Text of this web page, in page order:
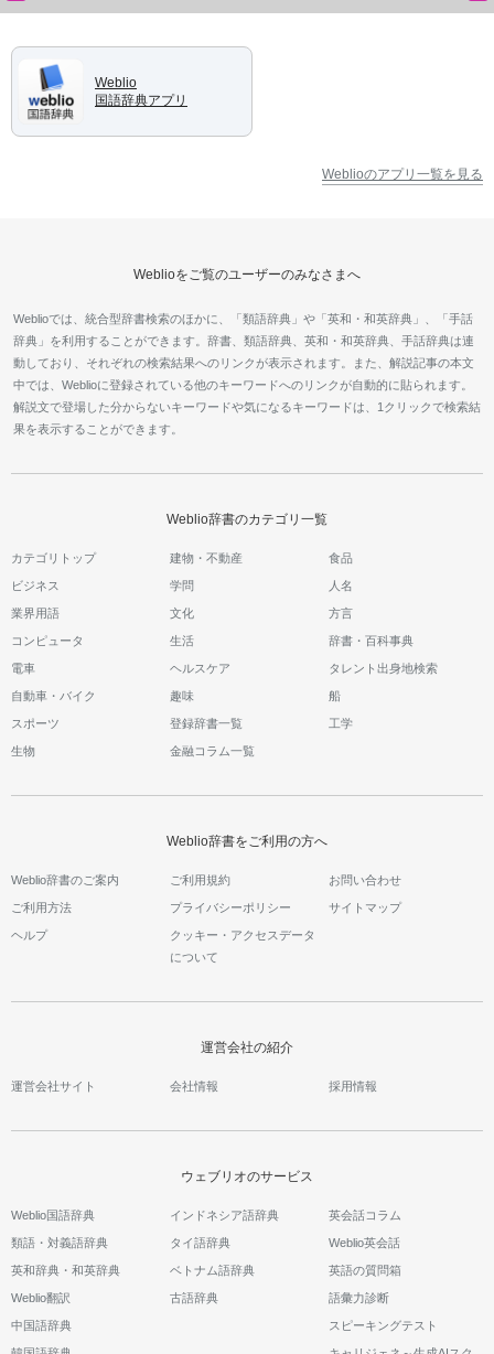
Weblio
国語辞典アプリ
Weblioのアプリ一覧を見る
Weblioをご覧のユーザーのみなさまへ
Weblioでは、統合型辞書検索のほかに、「類語辞典」や「英和・和英辞典」、「手話
辞典」を利用することができます。辞書、類語辞典、英和・和英辞典、手話辞典は連
動しており、それぞれの検索結果へのリンクが表示されます。また、解説記事の本文
中では、Weblioに登録されている他のキーワードへのリンクが自動的に貼られます。
解説文で登場した分からないキーワードや気になるキーワードは、1クリックで検索結
果を表示することができます。
Weblio辞書のカテゴリ一覧
カテゴリトップ 建物・不動産 食品
ビジネス 学問 人名
業界用語 文化 方言
コンピュータ 生活 辞書・百科事典
電車 ヘルスケア タレント出身地検索
自動車・バイク 趣味 船
スポーツ 登録辞書一覧 工学
生物 金融コラム一覧
Weblio辞書をご利用の方へ
Weblio辞書のご案内 ご利用規約 お問い合わせ
ご利用方法 プライバシーポリシー サイトマップ
ヘルプ
クッキー・アクセスデータ
について
運営会社の紹介
運営会社サイト 会社情報 採用情報
ウェブリオのサービス
Weblio国語辞典
類語・対義語辞典
英和辞典・和英辞典
Weblio翻訳
中国語辞典
インドネシア語辞典
タイ語辞典
ベトナム語辞典
古語辞典
英会話コラム
Weblio英会話
英語の質問箱
語彙力診断
スピーキングテスト